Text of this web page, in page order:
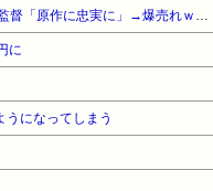
【悲報】福田雄一さん「新ケロロに福田組が出ます！」→爆死 ちいかわの監督「原作に忠実に」→爆売れｗｗｗｗｗｗｗｗｗｗ
に
うになってしまう